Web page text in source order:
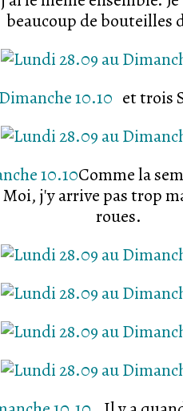
beaucoup de bouteilles
et trois
Comme la
j'y arrive pas trop
roues.